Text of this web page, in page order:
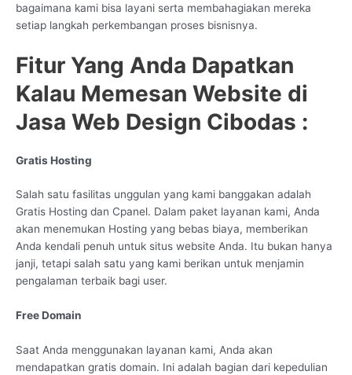
bagaimana kami bisa layani serta membahagiakan mereka
setiap langkah perkembangan proses bisnisnya.
Fitur Yang Anda Dapatkan
Kalau Memesan Website di
Jasa Web Design Cibodas :
Gratis Hosting
Salah satu fasilitas unggulan yang kami banggakan adalah
Gratis Hosting dan Cpanel. Dalam paket layanan kami, Anda
akan menemukan Hosting yang bebas biaya, memberikan
Anda kendali penuh untuk situs website Anda. Itu bukan hanya
janji, tetapi salah satu yang kami berikan untuk menjamin
pengalaman terbaik bagi user.
Free Domain
Saat Anda menggunakan layanan kami, Anda akan
mendapatkan gratis domain. Ini adalah bagian dari kepedulian